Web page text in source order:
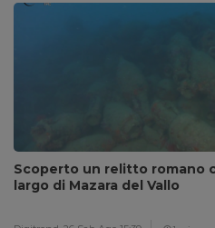
Scoperto un relitto romano
largo di Mazara del Vallo